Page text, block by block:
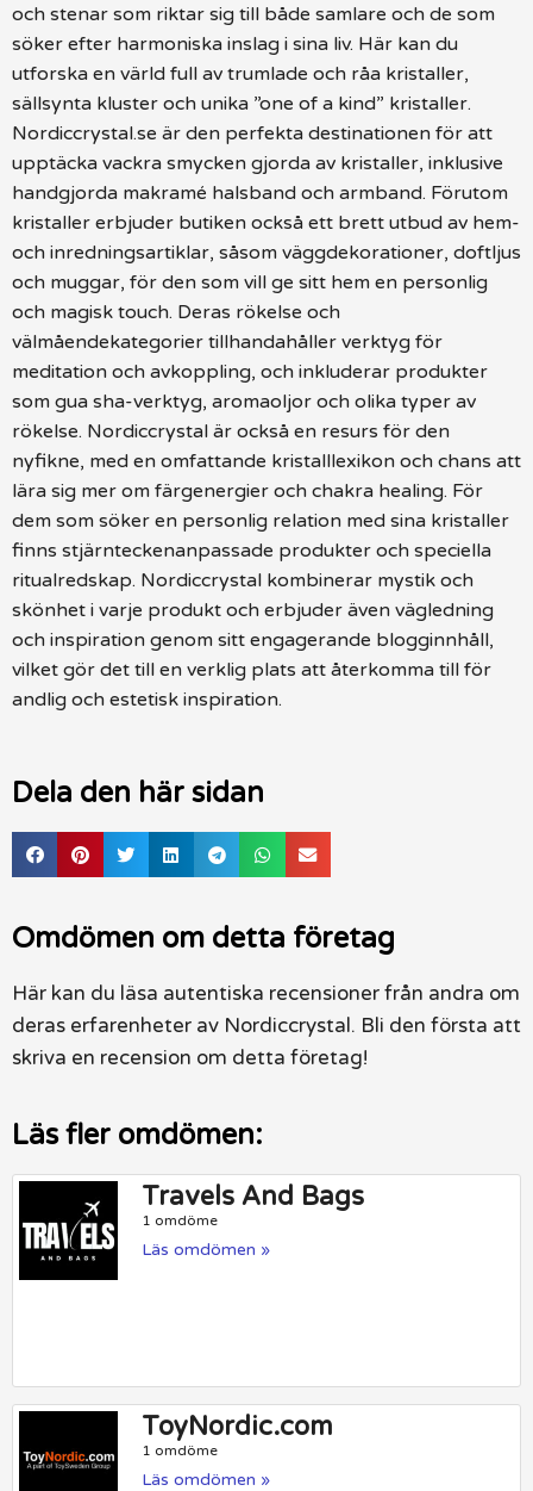
och stenar som riktar sig till både samlare och de som
söker efter harmoniska inslag i sina liv. Här kan du
utforska en värld full av trumlade och råa kristaller,
sällsynta kluster och unika ”one of a kind” kristaller.
Nordiccrystal.se är den perfekta destinationen för att
upptäcka vackra smycken gjorda av kristaller, inklusive
handgjorda makramé halsband och armband. Förutom
kristaller erbjuder butiken också ett brett utbud av hem-
och inredningsartiklar, såsom väggdekorationer, doftljus
och muggar, för den som vill ge sitt hem en personlig
och magisk touch. Deras rökelse och
välmåendekategorier tillhandahåller verktyg för
meditation och avkoppling, och inkluderar produkter
som gua sha-verktyg, aromaoljor och olika typer av
rökelse. Nordiccrystal är också en resurs för den
nyfikne, med en omfattande kristalllexikon och chans att
lära sig mer om färgenergier och chakra healing. För
dem som söker en personlig relation med sina kristaller
finns stjärnteckenanpassade produkter och speciella
ritualredskap. Nordiccrystal kombinerar mystik och
skönhet i varje produkt och erbjuder även vägledning
och inspiration genom sitt engagerande blogginnhåll,
vilket gör det till en verklig plats att återkomma till för
andlig och estetisk inspiration.
Dela den här sidan
Omdömen om detta företag
Här kan du läsa autentiska recensioner från andra om
deras erfarenheter av Nordiccrystal. Bli den första att
skriva en recension om detta företag!
Läs fler omdömen:
Travels And Bags
1 omdöme
Läs omdömen »
ToyNordic.com
1 omdöme
Läs omdömen »